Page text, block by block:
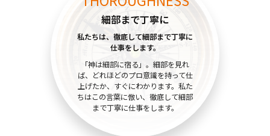
細部まで丁寧に
私たちは、徹底して細部まで丁寧に
仕事をします。
「神は細部に宿る」。細部を見れ
ば、どれほどのプロ意識を持って仕
上げたか、すぐにわかります。私た
ちはこの言葉に倣い、徹底して細部
まで丁寧に仕事をします。